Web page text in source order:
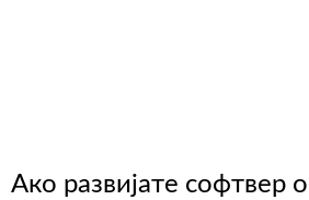
Ако развијате софтвер